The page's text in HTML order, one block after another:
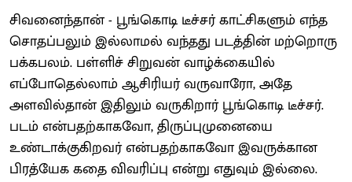
சிவனைந்தான் - பூங்கொடி டீச்சர் காட்சிகளும் எந்த
சொதப்பலும் இல்லாமல் வந்தது படத்தின் மற்றொரு
பக்கபலம். பள்ளிச் சிறுவன் வாழ்க்கையில்
எப்போதெல்லாம் ஆசிரியர் வருவாரோ, அதே
அளவில்தான் இதிலும் வருகிறார் பூங்கொடி டீச்சர்.
படம் என்பதற்காகவோ, திருப்புமுனையை
உண்டாக்குகிறவர் என்பதற்காகவோ இவருக்கான
பிரத்யேக கதை விவரிப்பு என்று எதுவும் இல்லை.